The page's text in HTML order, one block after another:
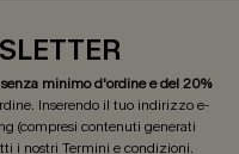
senza minimo d'ordine e del 20%
Inserendo il tuo indirizzo e-
(compresi contenuti generati
i nostri Termini e condizioni.